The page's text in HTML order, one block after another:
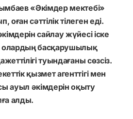
«Әкімдер мектебі»
сәттілік тілеген еді.
сайлау жүйесі іске
олардың басқарушылық
туындағаны сөзсіз.
қызмет агенттігі мен
ауыл әкімдерін оқыту
алды.